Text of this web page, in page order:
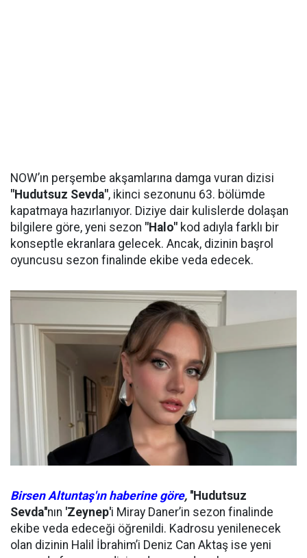
NOW’ın perşembe akşamlarına damga vuran dizisi
"Hudutsuz Sevda", ikinci sezonunu 63. bölümde
kapatmaya hazırlanıyor. Diziye dair kulislerde dolaşan
bilgilere göre, yeni sezon "Halo" kod adıyla farklı bir
konseptle ekranlara gelecek. Ancak, dizinin başrol
oyuncusu sezon finalinde ekibe veda edecek.
Birsen Altuntaş'ın haberine göre, ''Hudutsuz
Sevda''nın 'Zeynep'i Miray Daner’in sezon finalinde
ekibe veda edeceği öğrenildi. Kadrosu yenilenecek
olan dizinin Halil İbrahim’i Deniz Can Aktaş ise yeni